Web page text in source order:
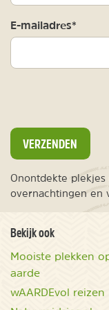
E-mailadres*
VERZENDEN
Onontdekte
overnachtingen en
Bekijk ook
Mooiste plekken
aarde
wAARDEvol reizen